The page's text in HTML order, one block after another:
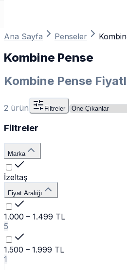
Ana Sayfa Penseler
Kombine Pense
Kombine Pense
2 ürün Filtreler
Filtreler
Marka
İzeltaş
Fiyat Aralığı
1.000 – 1.499 TL
5
1.500 – 1.999 TL
1